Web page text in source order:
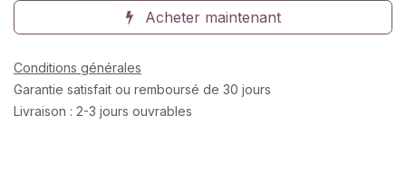
Acheter maintenant
Conditions générales
Garantie satisfait ou remboursé de 30 jours
Livraison : 2-3 jours ouvrables